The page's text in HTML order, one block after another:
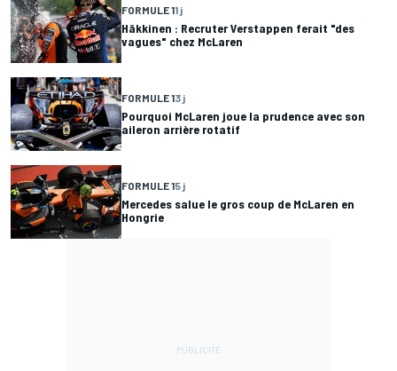
FORMULE 11 j
Häkkinen : Recruter Verstappen ferait "des
vagues" chez McLaren
FORMULE 13 j
Pourquoi McLaren joue la prudence avec son
aileron arrière rotatif
FORMULE 15 j
Mercedes salue le gros coup de McLaren en
Hongrie